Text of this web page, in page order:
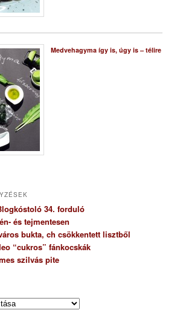
Medvehagyma így is, úgy is – télire
34. forduló
és tejmentesen
bukta, ch csökkentett lisztből
“cukros” fánkocskák
szilvás pite